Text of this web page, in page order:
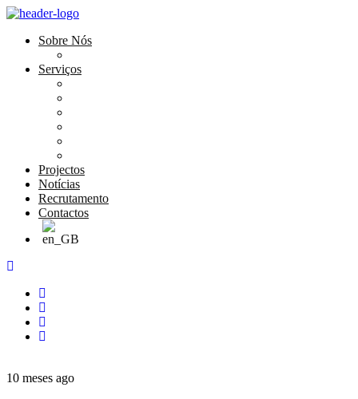
Sobre Nós
Serviços
Projectos
Notícias
Recrutamento
Contactos
10 meses ago